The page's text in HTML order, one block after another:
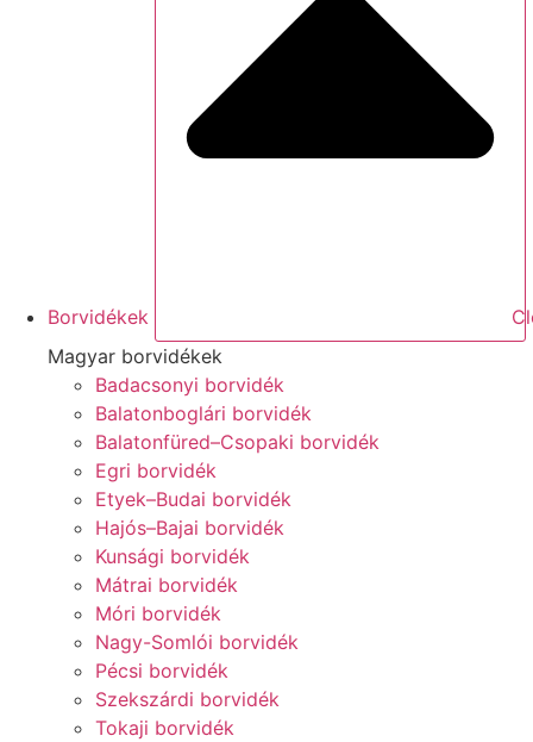
Borvidékek
Magyar borvidékek
Badacsonyi borvidék
Balatonboglári borvidék
Balatonfüred–Csopaki borvidék
Egri borvidék
Etyek–Budai borvidék
Hajós–Bajai borvidék
Kunsági borvidék
Mátrai borvidék
Móri borvidék
Nagy-Somlói borvidék
Pécsi borvidék
Szekszárdi borvidék
Tokaji borvidék